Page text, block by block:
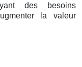
des besoins
la valeur